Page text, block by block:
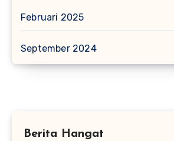
Februari 2025
September 2024
Berita Hangat